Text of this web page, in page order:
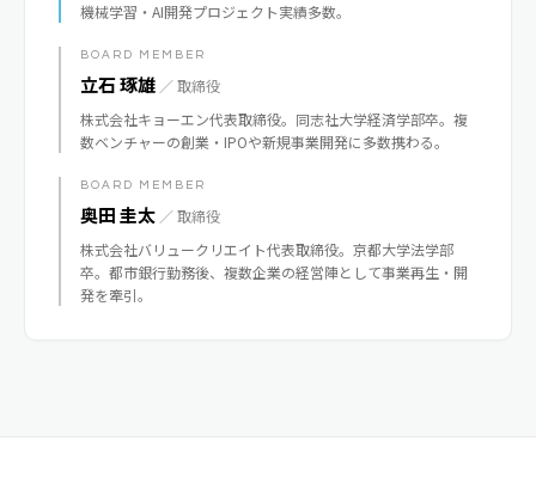
機械学習・AI開発プロジェクト実績多数。
BOARD MEMBER
立石 琢雄 ／ 取締役
株式会社キョーエン代表取締役。同志社大学経済学部卒。複
数ベンチャーの創業・IPOや新規事業開発に多数携わる。
BOARD MEMBER
奥田 圭太 ／ 取締役
株式会社バリュークリエイト代表取締役。京都大学法学部
卒。都市銀行勤務後、複数企業の経営陣として事業再生・開
発を牽引。